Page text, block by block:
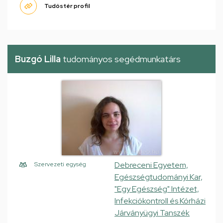
Tudóstér profil
Buzgó Lilla tudományos segédmunkatárs
Szervezeti egység
Debreceni Egyetem,
Egészségtudományi Kar,
"Egy Egészség" Intézet,
Infekciókontroll és Kórházi
Járványügyi Tanszék